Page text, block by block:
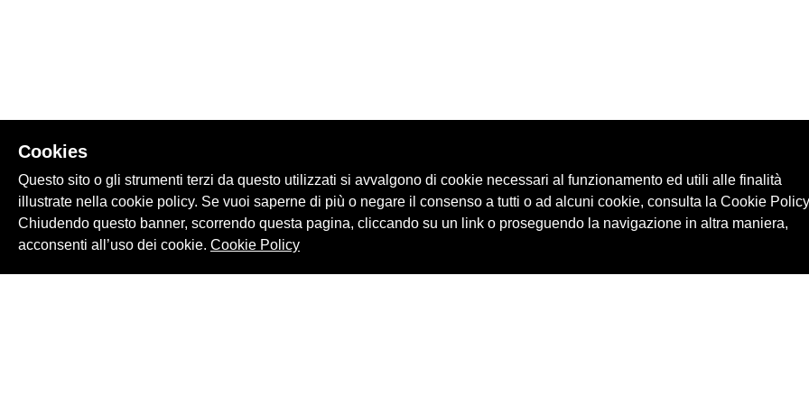
Cookies
Questo sito o gli strumenti terzi da questo utilizzati si avvalgono di cookie necessari al funzionamento ed utili alle finalità
illustrate nella cookie policy. Se vuoi saperne di più o negare il consenso a tutti o ad alcuni cookie, consulta la Cookie
Chiudendo questo banner, scorrendo questa pagina, cliccando su un link o proseguendo la navigazione in altra maniera,
acconsenti all’uso dei cookie. Cookie Policy